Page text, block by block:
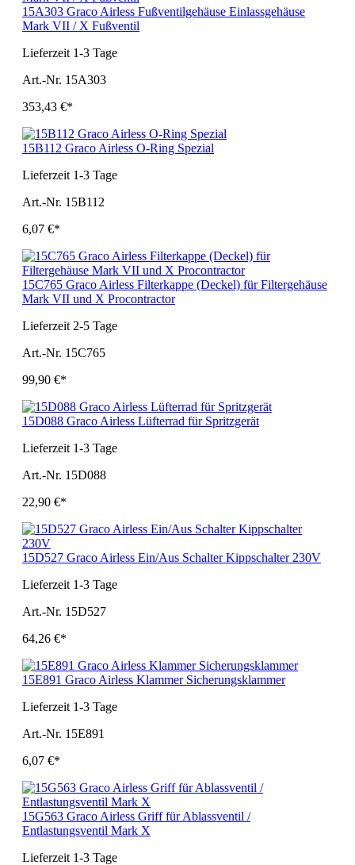
15A303 Graco Airless Fußventilgehäuse Einlassgehäuse
Mark VII / X Fußventil
Lieferzeit 1-3 Tage
Art.-Nr. 15A303
353,43 €*
15B112 Graco Airless O-Ring Spezial
Lieferzeit 1-3 Tage
Art.-Nr. 15B112
6,07 €*
15C765 Graco Airless Filterkappe (Deckel) für Filtergehäuse
Mark VII und X Procontractor
Lieferzeit 2-5 Tage
Art.-Nr. 15C765
99,90 €*
15D088 Graco Airless Lüfterrad für Spritzgerät
Lieferzeit 1-3 Tage
Art.-Nr. 15D088
22,90 €*
15D527 Graco Airless Ein/Aus Schalter Kippschalter 230V
Lieferzeit 1-3 Tage
Art.-Nr. 15D527
64,26 €*
15E891 Graco Airless Klammer Sicherungsklammer
Lieferzeit 1-3 Tage
Art.-Nr. 15E891
6,07 €*
15G563 Graco Airless Griff für Ablassventil /
Entlastungsventil Mark X
Lieferzeit 1-3 Tage